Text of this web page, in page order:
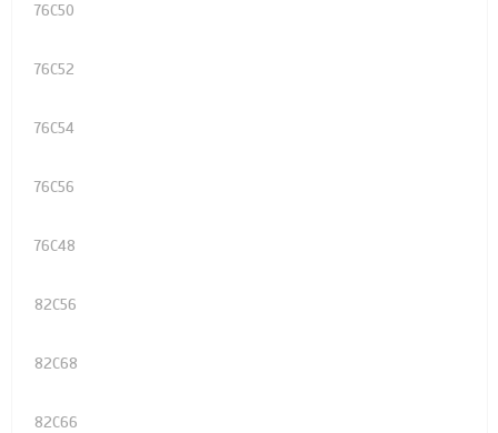
76C50
76C52
76C54
76C56
76C48
82C56
82C68
82C66